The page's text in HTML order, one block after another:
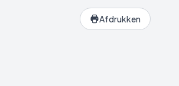
Afdrukken